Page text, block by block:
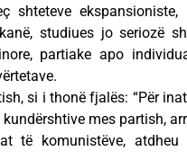
ekspansioniste,
studiues jo seriozë
partiake apo
si i thonë fjalës: “Për
mes partish,
të komunistëve,